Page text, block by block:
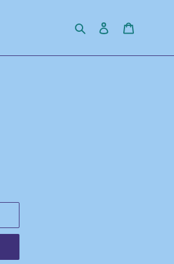
Suchen Einloggen